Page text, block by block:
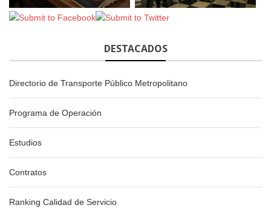
DESTACADOS
Directorio de Transporte Público Metropolitano
Programa de Operación
Estudios
Contratos
Ranking Calidad de Servicio